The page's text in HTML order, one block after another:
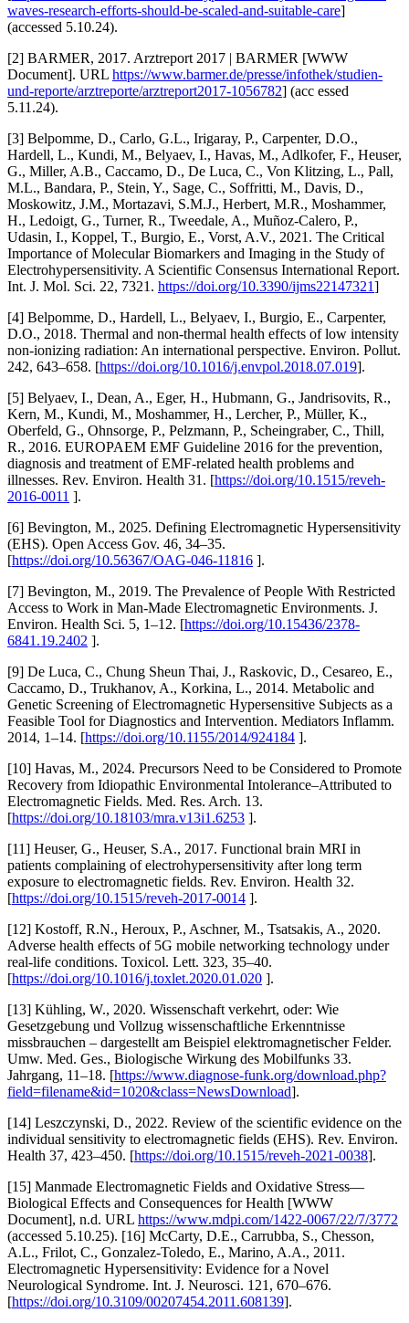
waves-research-efforts-should-be-scaled-and-suitable-care]
(accessed 5.10.24).
[2] BARMER, 2017. Arztreport 2017 | BARMER [WWW
Document]. URL https://www.barmer.de/presse/infothek/studien-
und-reporte/arztreporte/arztreport2017-1056782] (acc essed
5.11.24).
[3] Belpomme, D., Carlo, G.L., Irigaray, P., Carpenter, D.O.,
Hardell, L., Kundi, M., Belyaev, I., Havas, M., Adlkofer, F., Heuser,
G., Miller, A.B., Caccamo, D., De Luca, C., Von Klitzing, L., Pall,
M.L., Bandara, P., Stein, Y., Sage, C., Soffritti, M., Davis, D.,
Moskowitz, J.M., Mortazavi, S.M.J., Herbert, M.R., Moshammer,
H., Ledoigt, G., Turner, R., Tweedale, A., Muñoz-Calero, P.,
Udasin, I., Koppel, T., Burgio, E., Vorst, A.V., 2021. The Critical
Importance of Molecular Biomarkers and Imaging in the Study of
Electrohypersensitivity. A Scientific Consensus International Report.
Int. J. Mol. Sci. 22, 7321. https://doi.org/10.3390/ijms22147321]
[4] Belpomme, D., Hardell, L., Belyaev, I., Burgio, E., Carpenter,
D.O., 2018. Thermal and non-thermal health effects of low intensity
non-ionizing radiation: An international perspective. Environ. Pollut.
242, 643–658. [https://doi.org/10.1016/j.envpol.2018.07.019].
[5] Belyaev, I., Dean, A., Eger, H., Hubmann, G., Jandrisovits, R.,
Kern, M., Kundi, M., Moshammer, H., Lercher, P., Müller, K.,
Oberfeld, G., Ohnsorge, P., Pelzmann, P., Scheingraber, C., Thill,
R., 2016. EUROPAEM EMF Guideline 2016 for the prevention,
diagnosis and treatment of EMF-related health problems and
illnesses. Rev. Environ. Health 31. [https://doi.org/10.1515/reveh-
2016-0011 ].
[6] Bevington, M., 2025. Defining Electromagnetic Hypersensitivity
(EHS). Open Access Gov. 46, 34–35.
[https://doi.org/10.56367/OAG-046-11816 ].
[7] Bevington, M., 2019. The Prevalence of People With Restricted
Access to Work in Man-Made Electromagnetic Environments. J.
Environ. Health Sci. 5, 1–12. [https://doi.org/10.15436/2378-
6841.19.2402 ].
[9] De Luca, C., Chung Sheun Thai, J., Raskovic, D., Cesareo, E.,
Caccamo, D., Trukhanov, A., Korkina, L., 2014. Metabolic and
Genetic Screening of Electromagnetic Hypersensitive Subjects as a
Feasible Tool for Diagnostics and Intervention. Mediators Inflamm.
2014, 1–14. [https://doi.org/10.1155/2014/924184 ].
[10] Havas, M., 2024. Precursors Need to be Considered to Promote
Recovery from Idiopathic Environmental Intolerance–Attributed to
Electromagnetic Fields. Med. Res. Arch. 13.
[https://doi.org/10.18103/mra.v13i1.6253 ].
[11] Heuser, G., Heuser, S.A., 2017. Functional brain MRI in
patients complaining of electrohypersensitivity after long term
exposure to electromagnetic fields. Rev. Environ. Health 32.
[https://doi.org/10.1515/reveh-2017-0014 ].
[12] Kostoff, R.N., Heroux, P., Aschner, M., Tsatsakis, A., 2020.
Adverse health effects of 5G mobile networking technology under
real-life conditions. Toxicol. Lett. 323, 35–40.
[https://doi.org/10.1016/j.toxlet.2020.01.020 ].
[13] Kühling, W., 2020. Wissenschaft verkehrt, oder: Wie
Gesetzgebung und Vollzug wissenschaftliche Erkenntnisse
missbrauchen – dargestellt am Beispiel elektromagnetischer Felder.
Umw. Med. Ges., Biologische Wirkung des Mobilfunks 33.
Jahrgang, 11–18. [https://www.diagnose-funk.org/download.php?
field=filename&id=1020&class=NewsDownload].
[14] Leszczynski, D., 2022. Review of the scientific evidence on the
individual sensitivity to electromagnetic fields (EHS). Rev. Environ.
Health 37, 423–450. [https://doi.org/10.1515/reveh-2021-0038].
[15] Manmade Electromagnetic Fields and Oxidative Stress—
Biological Effects and Consequences for Health [WWW
Document], n.d. URL https://www.mdpi.com/1422-0067/22/7/3772
(accessed 5.10.25). [16] McCarty, D.E., Carrubba, S., Chesson,
A.L., Frilot, C., Gonzalez-Toledo, E., Marino, A.A., 2011.
Electromagnetic Hypersensitivity: Evidence for a Novel
Neurological Syndrome. Int. J. Neurosci. 121, 670–676.
[https://doi.org/10.3109/00207454.2011.608139].